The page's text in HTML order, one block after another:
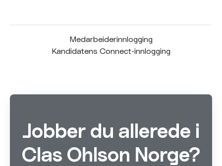
Medarbeiderinnlogging
Kandidatens Connect-innlogging
Jobber du allerede i
Clas Ohlson Norge?